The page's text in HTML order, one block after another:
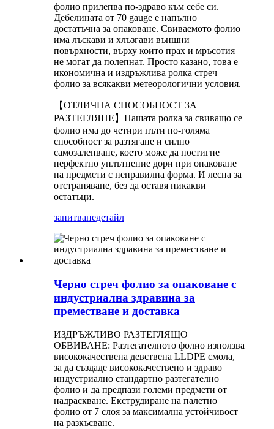
фолио прилепва по-здраво към себе си.
Дебелината от 70 gauge е напълно
достатъчна за опаковане. Свиваемото фолио
има лъскави и хлъзгави външни
повърхности, върху които прах и мръсотия
не могат да полепнат. Просто казано, това е
икономична и издръжлива ролка стреч
фолио за всякакви метеорологични условия.
【ОТЛИЧНА СПОСОБНОСТ ЗА
РАЗТЕГЛЯНЕ】Нашата ролка за свиващо се
фолио има до четири пъти по-голяма
способност за разтягане и силно
самозалепване, което може да постигне
перфектно уплътнение дори при опаковане
на предмети с неправилна форма. И лесна за
отстраняване, без да оставя никакви
остатъци.
запитванедетайл
Черно стреч фолио за опаковане с
индустриална здравина за
преместване и доставка
ИЗДРЪЖЛИВО РАЗТЕГЛЯЩО
ОБВИВАНЕ: Разтегателното фолио използва
висококачествена девствена LLDPE смола,
за да създаде висококачествено и здраво
индустриално стандартно разтегателно
фолио и да предпази големи предмети от
надраскване. Екструдиране на палетно
фолио от 7 слоя за максимална устойчивост
на разкъсване.